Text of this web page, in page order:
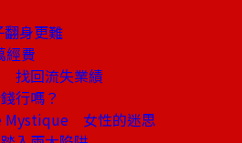
翻身更難
經費
找回流失業績
行嗎？
Mystique 女性的迷思